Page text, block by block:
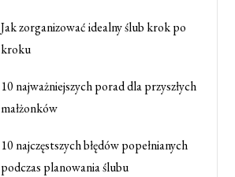
Jak zorganizować idealny ślub krok po
kroku
10 najważniejszych porad dla przyszłych
małżonków
10 najczęstszych błędów popełnianych
podczas planowania ślubu